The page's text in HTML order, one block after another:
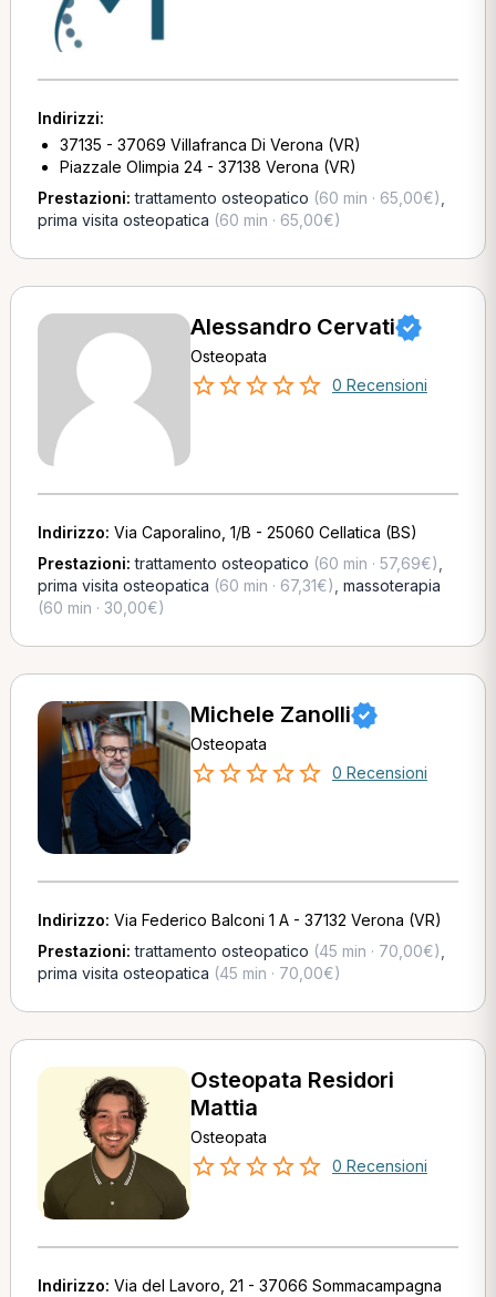
Indirizzi:
37135 - 37069 Villafranca Di Verona (VR)
Piazzale Olimpia 24 - 37138 Verona (VR)
Prestazioni:trattamento osteopatico (60 min · 65,00€)
prima visita osteopatica (60 min · 65,00€)
Alessandro Cervati
Osteopata
0 Recensioni
Indirizzo: Via Caporalino, 1/B - 25060 Cellatica (BS)
Prestazioni:trattamento osteopatico (60 min · 57,69€)
prima visita osteopatica (60 min · 67,31€) massoterapia
(60 min · 30,00€)
Michele Zanolli
Osteopata
0 Recensioni
Indirizzo: Via Federico Balconi 1 A - 37132 Verona (VR)
Prestazioni:trattamento osteopatico (45 min · 70,00€)
prima visita osteopatica (45 min · 70,00€)
Osteopata Residori
Mattia
Osteopata
0 Recensioni
Indirizzo: Via del Lavoro, 21 - 37066 Sommacampagna